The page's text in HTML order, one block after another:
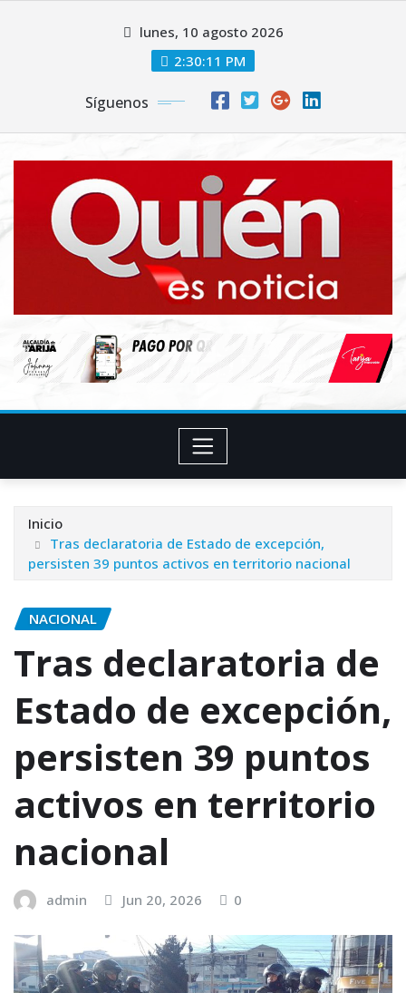
lunes, 10 agosto 2026
2:30:12 PM
Síguenos
Inicio
Tras declaratoria de Estado de excepción,
persisten 39 puntos activos en territorio nacional
NACIONAL
Tras declaratoria de
Estado de excepción,
persisten 39 puntos
activos en territorio
nacional
admin Jun 20, 2026 0